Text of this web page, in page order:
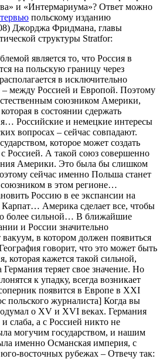
и «Интермариума»? Ответ можно
польскому изданию
Джорджа Фридмана, главы
структуры Stratfor:
является то, что Россия в
на польскую границу через
в исключительно
– между Россией и Европой. Поэтому
союзником Америки,
в состоянии сдержать
Российские и немецкие интересы
вопросах – сейчас совпадают.
которое может создать
Россией. А такой союз совершенно
Америки. Это была бы слишком
сейчас именно Польша станет
в этом регионе…
Россию в ее экспансии на
Америка сделает все, чтобы
более сильной… В ближайшие
и России значительно
в котором должен появиться
говорит, что это может быть
которая кажется такой сильной,
Германия теряет свое значение. Но
к упадку, всегда возникает
появится в Европе в XXI
польского журналиста] Когда вы
о XV и XVI веках. Германия
слаба, а с Россией никто не
могучим государством, и нашим
именно Османская империя, с
восточных рубежах – Отвечу так: